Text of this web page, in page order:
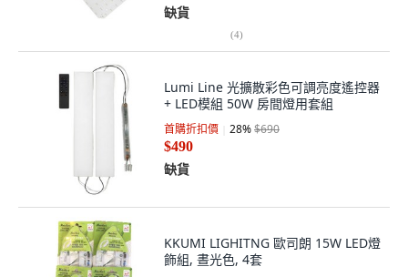
缺貨
(4)
Lumi Line 光擴散彩色可調亮度遙控器
+ LED模組 50W 房間燈用套組
首購折扣價 28%$690
$490
缺貨
KKUMI LIGHITNG 歐司朗 15W LED燈
飾組, 晝光色, 4套